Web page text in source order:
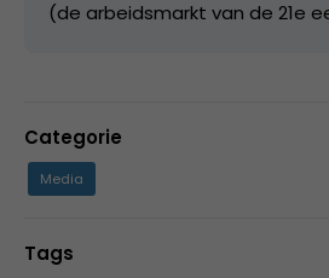
(de arbeidsmarkt van de 21e
Categorie
Media
Tags